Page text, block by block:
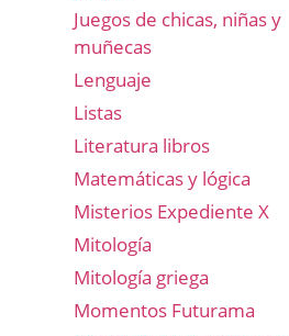
Juegos de chicas, niñas y
muñecas
Lenguaje
Listas
Literatura libros
Matemáticas y lógica
Misterios Expediente X
Mitología
Mitología griega
Momentos Futurama